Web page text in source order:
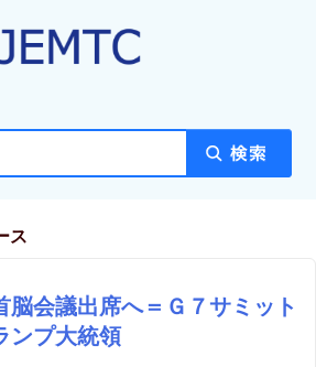
ス
脳会議出席へ＝Ｇ７サミット
ンプ大統領